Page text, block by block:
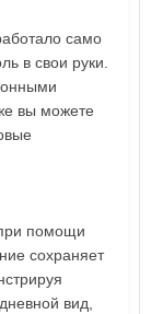
само
в свои руки.
вы можете
помощи
сохраняет
вид,